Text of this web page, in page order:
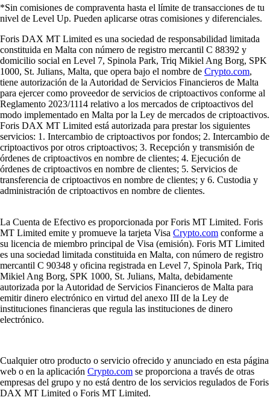
*Sin comisiones de compraventa hasta el límite de transacciones de tu
nivel de Level Up. Pueden aplicarse otras comisiones y diferenciales.
Foris DAX MT Limited es una sociedad de responsabilidad limitada
constituida en Malta con número de registro mercantil C 88392 y
domicilio social en Level 7, Spinola Park, Triq Mikiel Ang Borg, SPK
1000, St. Julians, Malta, que opera bajo el nombre de Crypto.com,
tiene autorización de la Autoridad de Servicios Financieros de Malta
para ejercer como proveedor de servicios de criptoactivos conforme al
Reglamento 2023/1114 relativo a los mercados de criptoactivos del
modo implementado en Malta por la Ley de mercados de criptoactivos.
Foris DAX MT Limited está autorizada para prestar los siguientes
servicios: 1. Intercambio de criptoactivos por fondos; 2. Intercambio de
criptoactivos por otros criptoactivos; 3. Recepción y transmisión de
órdenes de criptoactivos en nombre de clientes; 4. Ejecución de
órdenes de criptoactivos en nombre de clientes; 5. Servicios de
transferencia de criptoactivos en nombre de clientes; y 6. Custodia y
administración de criptoactivos en nombre de clientes.
La Cuenta de Efectivo es proporcionada por Foris MT Limited. Foris
MT Limited emite y promueve la tarjeta Visa Crypto.com conforme a
su licencia de miembro principal de Visa (emisión). Foris MT Limited
es una sociedad limitada constituida en Malta, con número de registro
mercantil C 90348 y oficina registrada en Level 7, Spinola Park, Triq
Mikiel Ang Borg, SPK 1000, St. Julians, Malta, debidamente
autorizada por la Autoridad de Servicios Financieros de Malta para
emitir dinero electrónico en virtud del anexo III de la Ley de
instituciones financieras que regula las instituciones de dinero
electrónico.
Cualquier otro producto o servicio ofrecido y anunciado en esta página
web o en la aplicación Crypto.com se proporciona a través de otras
empresas del grupo y no está dentro de los servicios regulados de Foris
DAX MT Limited o Foris MT Limited.